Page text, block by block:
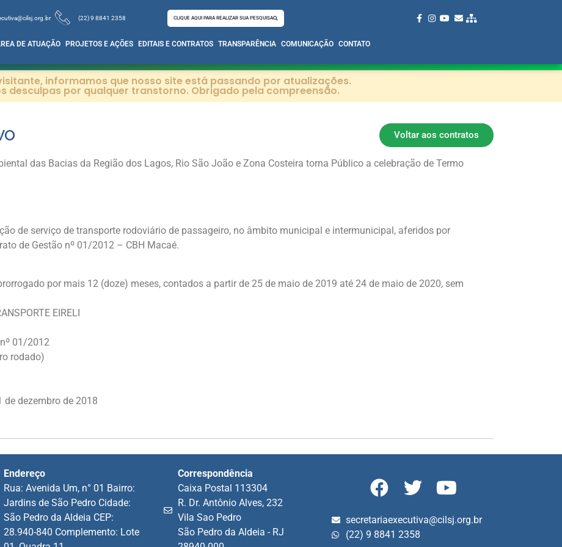
(22) 9 8841 2358 CLIQUE AQUI PARA REALIZAR SUA PESQUISA
DE ATUAÇÃO PROJETOS E AÇÕES EDITAIS E CONTRATOS TRANSPARÊNCIA COMUNICAÇÃO CONTATO
informamos que nosso site está passando por atualizações.
desculpas por qualquer transtorno. Obrigado pela compreensão.
Voltar aos contratos
das Bacias da Região dos Lagos, Rio São João e Zona Costeira torna Público a celebração de Termo
de serviço de transporte rodoviário de passageiro, no âmbito municipal e intermunicipal, aferidos por
de Gestão nº 01/2012 – CBH Macaé.
por mais 12 (doze) meses, contados a partir de 25 de maio de 2019 até 24 de maio de 2020, sem
EIRELI
01/2012
rodado)
de dezembro de 2018
Endereço
Rua: Avenida Um, n° 01 Bairro:
Jardins de São Pedro Cidade:
São Pedro da Aldeia CEP:
28.940-840 Complemento: Lote
Correspondência
Caixa Postal 113304
R. Dr. Antônio Alves, 232
Vila Sao Pedro
São Pedro da Aldeia - RJ
secretariaexecutiva@cilsj.org.br
(22) 9 8841 2358